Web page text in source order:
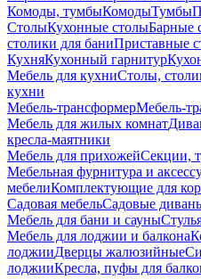
Комоды, тумбыКомодыТумбы
СтолыКухонные столыБарные
столики для баниПриставные
КухняКухонный гарнитур
Мебель для кухниСтолы,
кухни
Мебель-трансформерМебель-
Мебель для жилых комнат
кресла-маятники
Мебель для прихожейСекции,
Мебельная фурнитура и
мебелиКомплектующие для
Садовая мебельСадовые
Мебель для бани и сауны
Мебель для лоджии и балкона
лоджииДверцы жалюзийные
лоджииКресла, пуфы для